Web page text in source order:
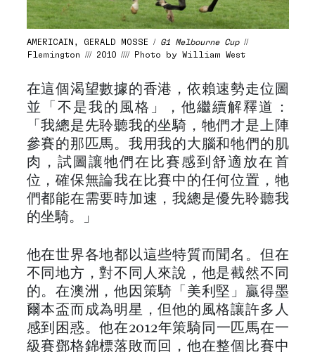
AMERICAIN, GERALD MOSSE / G1 Melbourne Cup//
Flemington /// 2010 //// Photo by William West
在這個渴望數據的香港，依賴速勢走位圖
並「不是我的風格」，他繼續解釋道：
「我總是先聆聽我的坐騎，牠們才是上陣
參賽的那匹馬。我用我的大腦和牠們的肌
肉，試圖讓牠們在比賽感到舒適放在首
位，確保無論我在比賽中的任何位置，牠
們都能在需要時加速，我總是優先聆聽我
的坐騎。」
他在世界各地都以這些特質而聞名。但在
不同地方，對不同人來說，他是截然不同
的。在澳洲，他因策騎「美利堅」贏得墨
爾本盃而成為明星，但他的風格讓許多人
感到困惑。他在2012年策騎同一匹馬在一
級賽鄧格錦標落敗而回，他在整個比賽中